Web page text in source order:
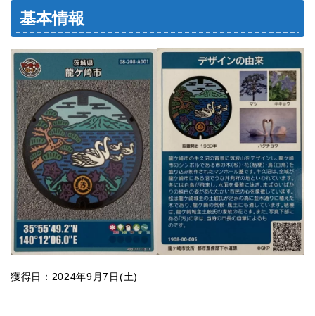
基本情報
獲得日：2024年9月7日(土)